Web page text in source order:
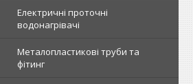
Електричні проточні
водонагрівачі
Металопластикові труби та
фітинг